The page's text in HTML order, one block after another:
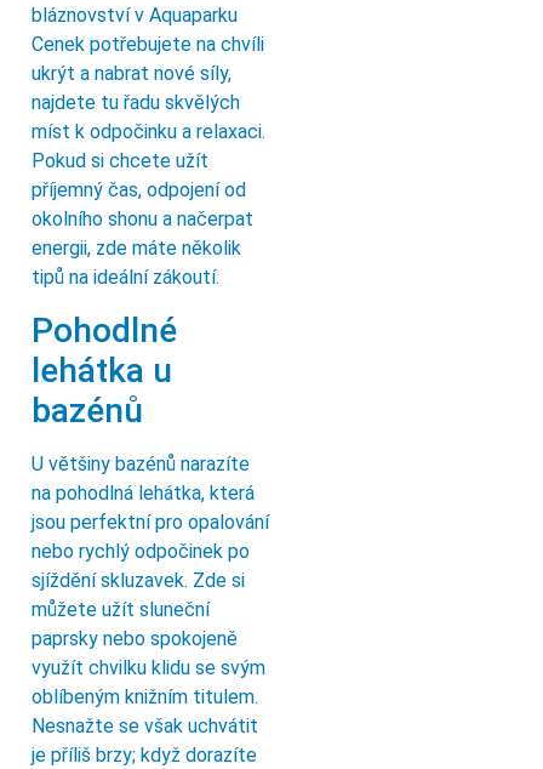
bláznovství v Aquaparku
Cenek potřebujete na chvíli
ukrýt a nabrat nové síly,
najdete tu řadu skvělých
míst k odpočinku a relaxaci.
Pokud si chcete užít
příjemný čas, odpojení od
okolního shonu a načerpat
energii, zde máte několik
tipů na ideální zákoutí.
Pohodlné
lehátka u
bazénů
U většiny bazénů narazíte
na pohodlná lehátka, která
jsou perfektní pro opalování
nebo rychlý odpočinek po
sjíždění skluzavek. Zde si
můžete užít sluneční
paprsky nebo spokojeně
využít chvilku klidu se svým
oblíbeným knižním titulem.
Nesnažte se však uchvátit
je příliš brzy; když dorazíte